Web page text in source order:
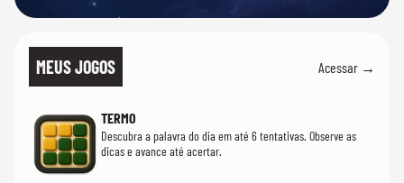
MEUS JOGOS Acessar →
TERMO
Descubra a palavra do dia em até 6 tentativas. Observe as
dicas e avance até acertar.